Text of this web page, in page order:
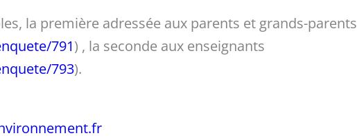
la première adressée aux parents et grands-parents
791) , la seconde aux enseignants
793).